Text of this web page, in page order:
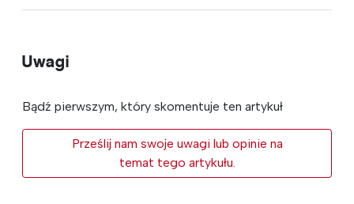
Uwagi
Bądź pierwszym, który skomentuje ten artykuł
Prześlij nam swoje uwagi lub opinie na
temat tego artykułu.